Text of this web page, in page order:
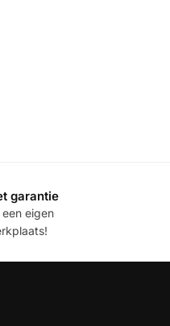
garantie
eigen